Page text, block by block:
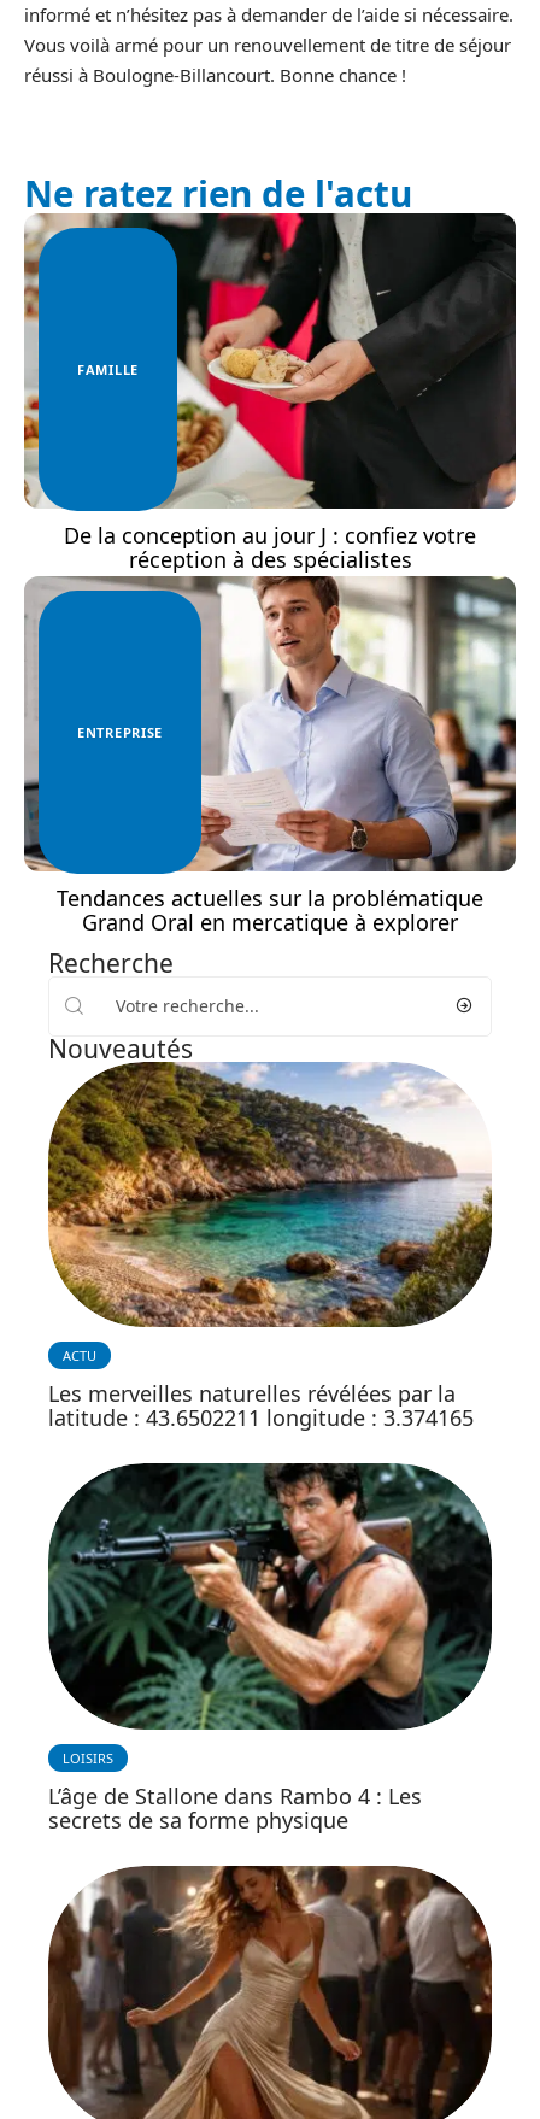
informé et n’hésitez pas à demander de l’aide si nécessaire.
Vous voilà armé pour un renouvellement de titre de séjour
réussi à Boulogne-Billancourt. Bonne chance !
Ne ratez rien de l'actu
FAMILLE
De la conception au jour J : confiez votre
réception à des spécialistes
ENTREPRISE
Tendances actuelles sur la problématique
Grand Oral en mercatique à explorer
Recherche
Nouveautés
ACTU
Les merveilles naturelles révélées par la
latitude : 43.6502211 longitude : 3.374165
LOISIRS
L’âge de Stallone dans Rambo 4 : Les
secrets de sa forme physique